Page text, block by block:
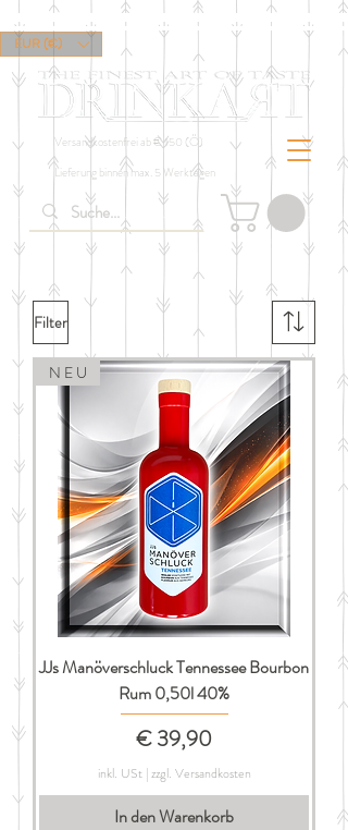
Versandkostenfrei ab € 150 (Ö)
Lieferung binnen max. 5 Werktagen
EUR (€)
Filter
N E U
JJs Manöverschluck Tennessee Bourbon
Rum 0,50l 40%
Preis
€ 39,90
inkl. USt|zzgl. Versandkosten
In den Warenkorb